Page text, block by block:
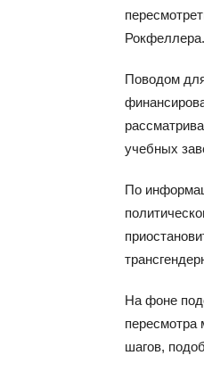
Рокфеллера.
Поводом
учебных
По
На фоне
пересмотра
шагов,